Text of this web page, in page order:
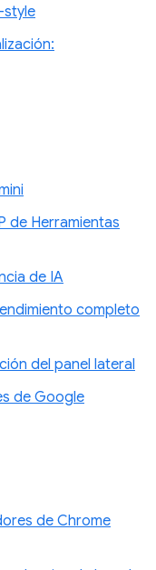
style
de Herramientas
de IA
completo
del panel lateral
de Google
de Chrome